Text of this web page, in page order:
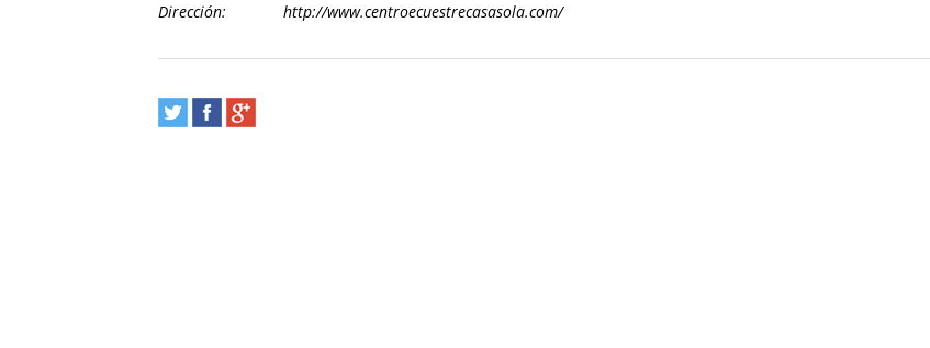
Dirección:
http://www.centroecuestrecasasola.com/